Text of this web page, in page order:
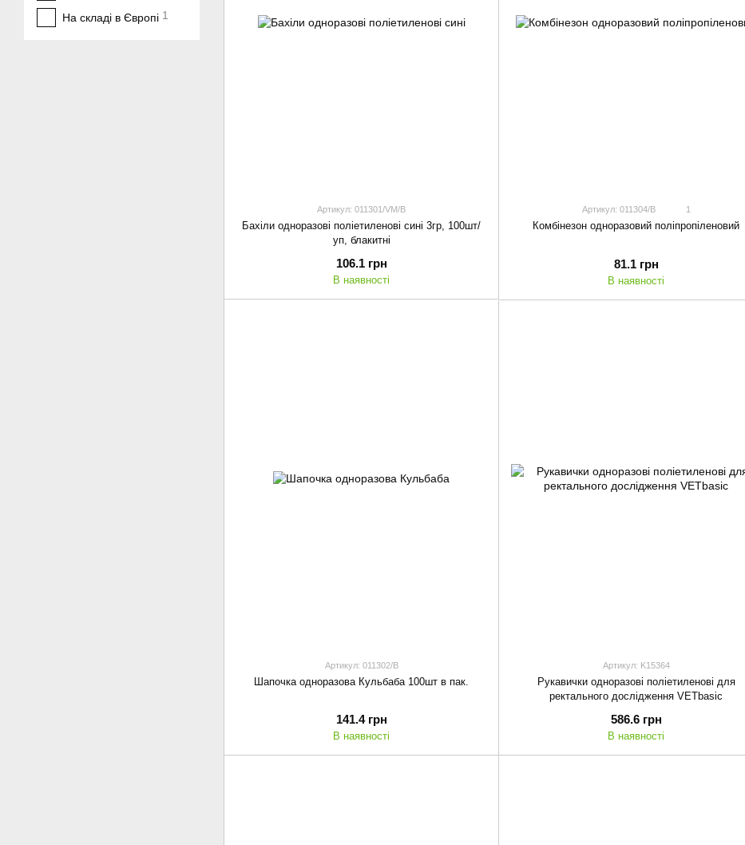
Артикул: 011301/VM/B
Бахіли одноразові поліетиленові сині 3гр, 100шт/
уп, блакитні
106.1 грн
В наявності
Артикул: 011304/B 1
Комбінезон одноразовий поліпропіленовий
81.1 грн
В наявності
Артикул: 011302/B
Шапочка одноразова Кульбаба 100шт в пак.
141.4 грн
В наявності
Артикул: K15364
Рукавички одноразові поліетиленові для
ректального дослідження VETbasic
586.6 грн
В наявності
На складі в Європі 1